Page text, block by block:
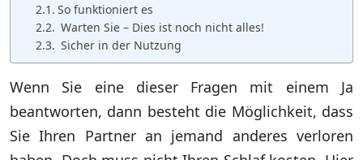
So funktioniert es
Warten Sie – Dies ist noch nicht alles!
Sicher in der Nutzung
Wenn Sie eine dieser Fragen mit einem Ja
beantworten, dann besteht die Möglichkeit, dass
Sie Ihren Partner an jemand anderes verloren